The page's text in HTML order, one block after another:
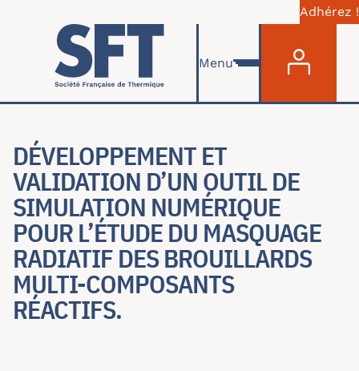
Skip to main content
Adhérez !
Menu
DÉVELOPPEMENT ET
VALIDATION D’UN OUTIL DE
SIMULATION NUMÉRIQUE
POUR L’ÉTUDE DU MASQUAGE
RADIATIF DES BROUILLARDS
MULTI-COMPOSANTS
RÉACTIFS.